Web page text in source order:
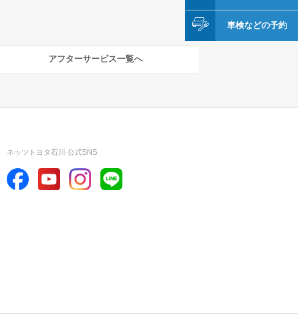
車検などの予約
アフターサービス一覧へ
ネッツトヨタ石川 公式SNS